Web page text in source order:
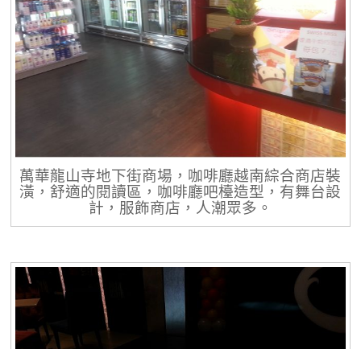
萬華龍山寺地下街商場，咖啡廳越南綜合商店裝
潢，舒適的閱讀區，咖啡廳吧檯造型，有舞台設
計，服飾商店，人潮眾多。